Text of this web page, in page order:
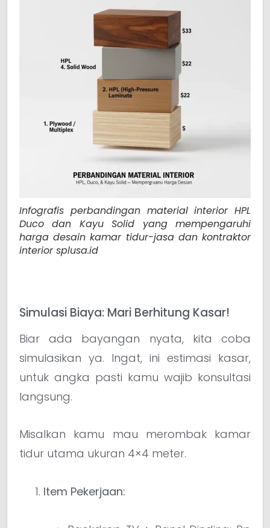
Infografis perbandingan material interior HPL
Duco dan Kayu Solid yang mempengaruhi
harga desain kamar tidur-jasa dan kontraktor
interior splusa.id
Simulasi Biaya: Mari Berhitung Kasar!
Biar ada bayangan nyata, kita coba
simulasikan ya. Ingat, ini estimasi kasar,
untuk angka pasti kamu wajib konsultasi
langsung.
Misalkan kamu mau merombak kamar
tidur utama ukuran 4×4 meter.
Item Pekerjaan: